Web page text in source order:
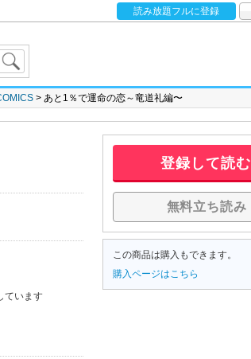
読み放題フルに登録
あと1％で運命の恋～竜道礼編〜
ています
登録して読む
無料立ち読み
この商品は購入もできます。
購入ページはこちら